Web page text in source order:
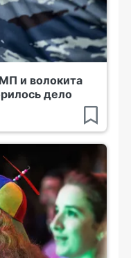
и волокита
дело